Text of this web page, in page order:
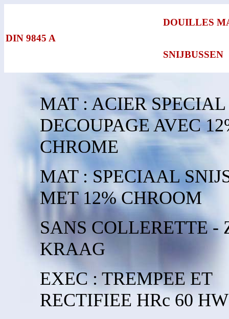
DIN 9845 A
DOUILLES
SNIJBUSSEN
MAT : ACIER
DECOUPAGE AVEC
CHROME
MAT : SPECIAAL
MET 12% CHROOM
SANS COLLERETTE -
KRAAG
EXEC : TREMPEE ET
RECTIFIEE HRc 60